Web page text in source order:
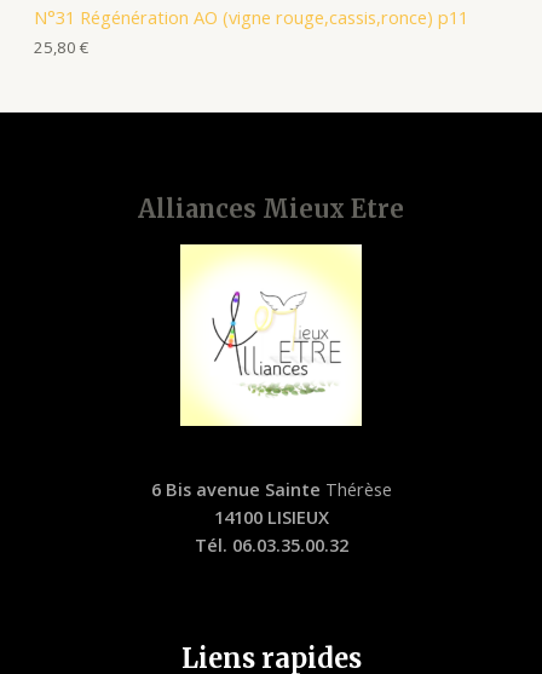
N°31 Régénération AO (vigne rouge,cassis,ronce) p11
25,80 €
Alliances Mieux Etre
6 Bis avenue Sainte Thérèse
14100 LISIEUX
Tél. 06.03.35.00.32
Liens rapides